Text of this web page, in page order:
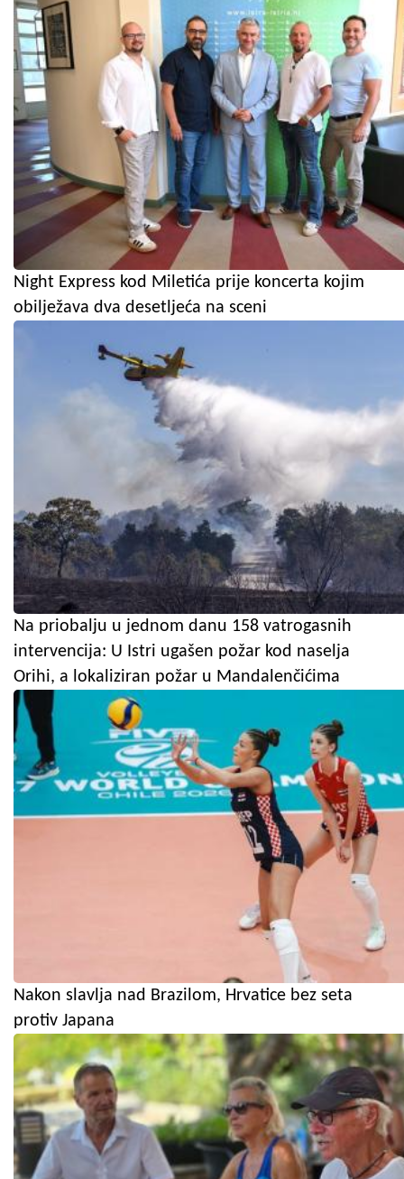
Night Express kod Miletića prije koncerta kojim
obilježava dva desetljeća na sceni
Na priobalju u jednom danu 158 vatrogasnih
intervencija: U Istri ugašen požar kod naselja
Orihi, a lokaliziran požar u Mandalenčićima
Nakon slavlja nad Brazilom, Hrvatice bez seta
protiv Japana